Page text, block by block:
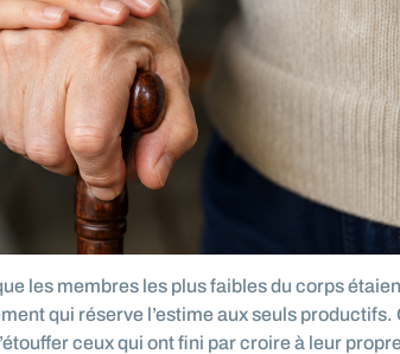
les membres les plus faibles du corps
qui réserve l’estime aux seuls
ceux qui ont fini par croire à leur